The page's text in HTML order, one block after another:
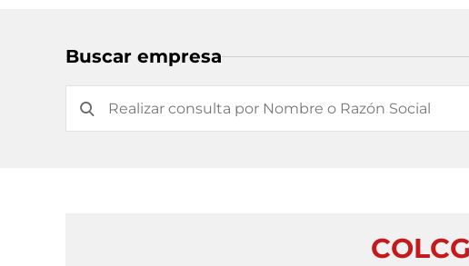
Buscar empresa